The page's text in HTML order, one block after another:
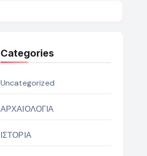
Categories
Uncategorized
ΑΡΧΑΙΟΛΟΓΙΑ
ΙΣΤΟΡΙΑ